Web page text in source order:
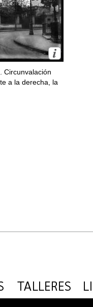
Circunvalación
a la derecha, la